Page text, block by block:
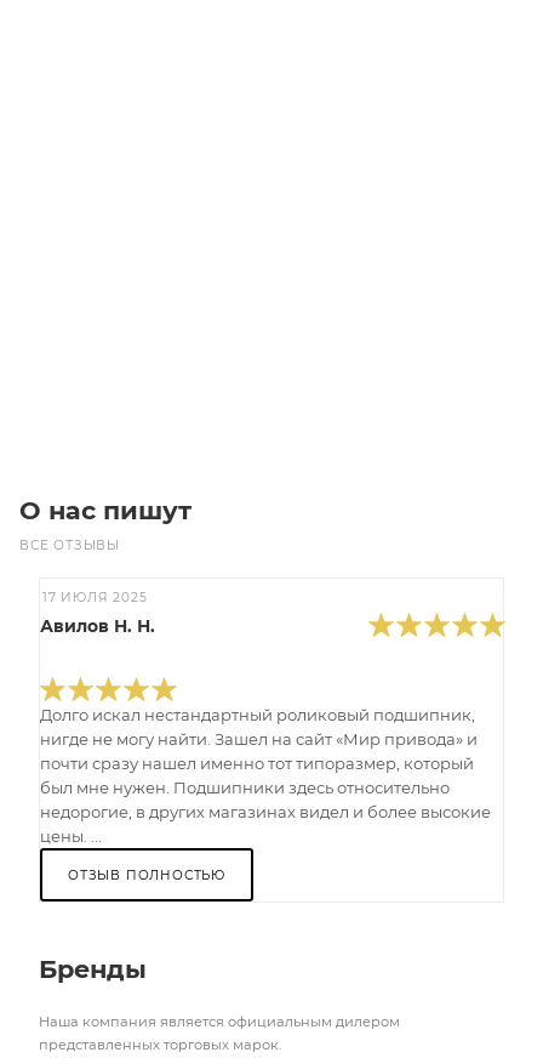
О нас пишут
ВСЕ ОТЗЫВЫ
17 ИЮЛЯ 2025
Авилов Н. Н.
Долго искал нестандартный роликовый подшипник,
нигде не могу найти. Зашел на сайт «Мир привода» и
почти сразу нашел именно тот типоразмер, который
был мне нужен. Подшипники здесь относительно
недорогие, в других магазинах видел и более высокие
цены. ...
ОТЗЫВ ПОЛНОСТЬЮ
Бренды
Наша компания является официальным дилером
представленных торговых марок.